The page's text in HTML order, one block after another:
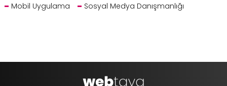
Mobil Uygulama
Sosyal Medya Danışmanlığı